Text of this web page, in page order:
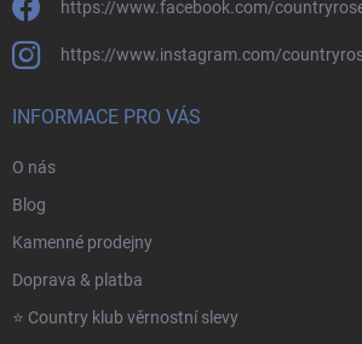
https://www.facebook.com/
https://www.instagram.com/
INFORMACE PRO VÁS
O nás
Blog
Kamenné prodejny
Doprava & platba
⭐️ Country klub věrnostní slevy